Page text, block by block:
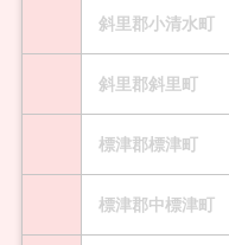
斜里郡小清水町
斜里郡斜里町
標津郡標津町
標津郡中標津町